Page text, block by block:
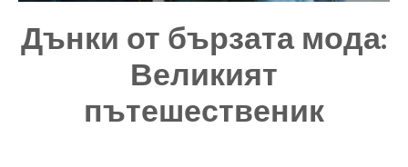
Дънки от бързата мода:
Великият
пътешественик